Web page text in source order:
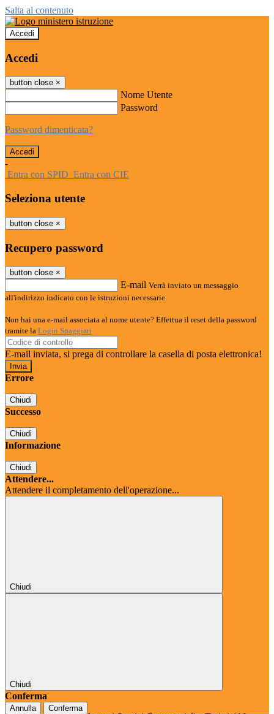
Salta al contenuto
Accedi
Accedi
button close ×
Nome Utente
Password
Password dimenticata?
-
Entra con SPID Entra con CIE
Seleziona utente
button close ×
Recupero password
button close ×
E-mail Verrà inviato un messaggio
all'indirizzo indicato con le istruzioni necessarie.
Non hai una e-mail associata al nome utente? Effettua il reset della password
tramite la Login Spaggiari
E-mail inviata, si prega di controllare la casella di posta elettronica!
Errore
Chiudi
Successo
Chiudi
Informazione
Chiudi
Attendere...
Attendere il completamento dell'operazione...
Chiudi
Chiudi
Conferma
Annulla Conferma